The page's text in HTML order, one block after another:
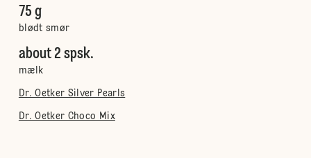
75 g
blødt smør
about 2 spsk.
mælk
Dr. Oetker Silver Pearls
Dr. Oetker Choco Mix